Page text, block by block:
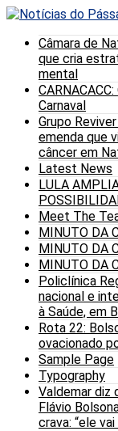
Câmara de
que cria
mental
Carnaval
Grupo
emenda que
câncer em
Latest News
LULA
Meet The
MINUTO DA
MINUTO DA
MINUTO DA
Policlínica
nacional e
à Saúde, em
Rota 22:
ovacionado
Sample Page
Typography
Valdemar diz
Flávio
crava: “ele